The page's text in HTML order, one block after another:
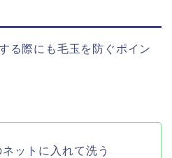
る際にも毛玉を防ぐポイン
ットに入れて洗う